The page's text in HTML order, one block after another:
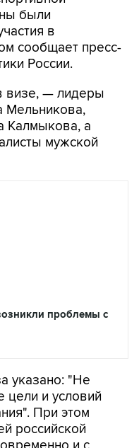
сообщает пресс-
России.
визе, — лидеры
Калмыкова, а
мужской
проблемы с
указано: "Не
При этом
российской
и с